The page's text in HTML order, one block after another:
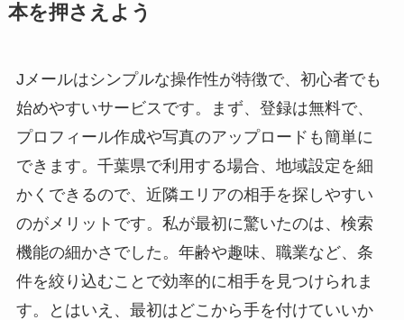
本を押さえよう
Jメールはシンプルな操作性が特徴で、初心者でも
始めやすいサービスです。まず、登録は無料で、
プロフィール作成や写真のアップロードも簡単に
できます。千葉県で利用する場合、地域設定を細
かくできるので、近隣エリアの相手を探しやすい
のがメリットです。私が最初に驚いたのは、検索
機能の細かさでした。年齢や趣味、職業など、条
件を絞り込むことで効率的に相手を見つけられま
す。とはいえ、最初はどこから手を付けていいか